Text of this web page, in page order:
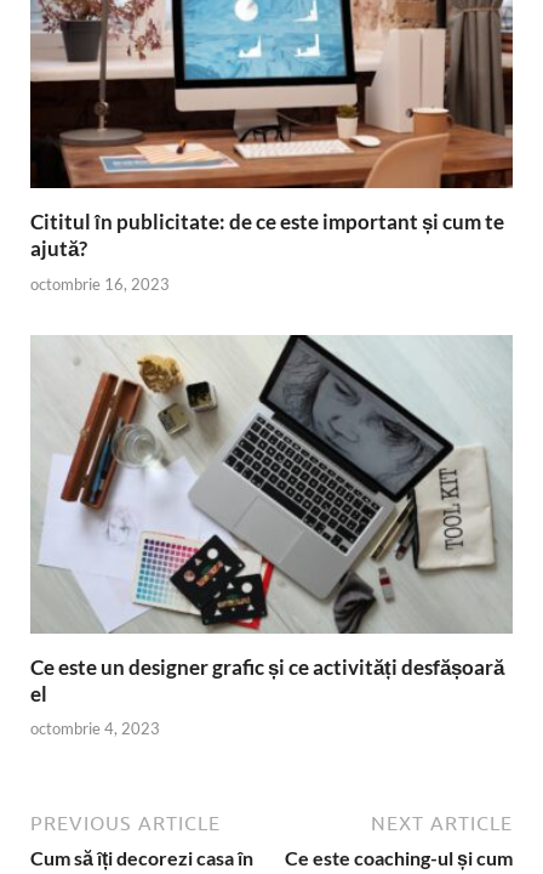
Cititul în publicitate: de ce este important și cum te
ajută?
octombrie 16, 2023
Ce este un designer grafic și ce activități desfășoară
el
octombrie 4, 2023
PREVIOUS ARTICLE
Cum să îți decorezi casa în
NEXT ARTICLE
Ce este coaching-ul și cum